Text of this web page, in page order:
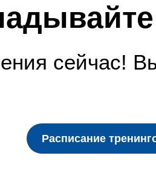
сейчас!
Расписание